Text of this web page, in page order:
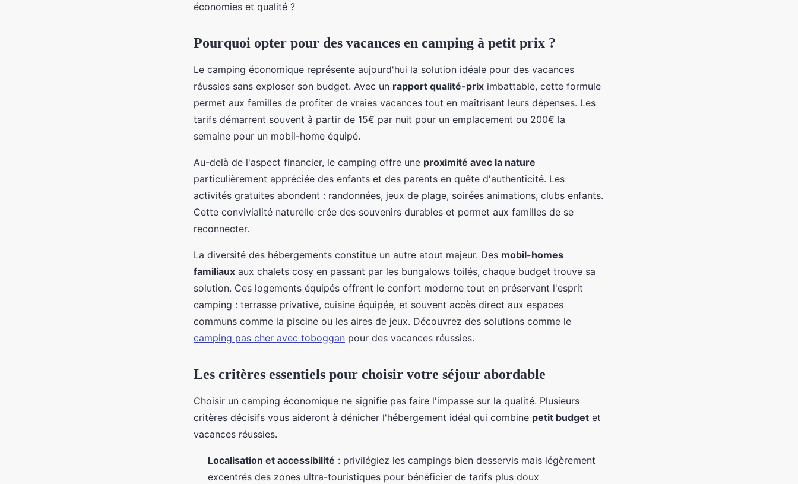
8 min de lectureéconomies et qualité ?
Pourquoi opter pour des vacances en camping à petit prix ?
Le camping économique représente aujourd'hui la solution idéale pour des vacances
réussies sans exploser son budget. Avec un rapport qualité-prix imbattable, cette formule
permet aux familles de profiter de vraies vacances tout en maîtrisant leurs dépenses. Les
tarifs démarrent souvent à partir de 15€ par nuit pour un emplacement ou 200€ la
semaine pour un mobil-home équipé.
Au-delà de l'aspect financier, le camping offre une proximité avec la nature
particulièrement appréciée des enfants et des parents en quête d'authenticité. Les
activités gratuites abondent : randonnées, jeux de plage, soirées animations, clubs enfants.
Cette convivialité naturelle crée des souvenirs durables et permet aux familles de se
reconnecter.
La diversité des hébergements constitue un autre atout majeur. Des mobil-homes
familiaux aux chalets cosy en passant par les bungalows toilés, chaque budget trouve sa
solution. Ces logements équipés offrent le confort moderne tout en préservant l'esprit
camping : terrasse privative, cuisine équipée, et souvent accès direct aux espaces
communs comme la piscine ou les aires de jeux. Découvrez des solutions comme le
camping pas cher avec toboggan pour des vacances réussies.
Les critères essentiels pour choisir votre séjour abordable
Choisir un camping économique ne signifie pas faire l'impasse sur la qualité. Plusieurs
critères décisifs vous aideront à dénicher l'hébergement idéal qui combine petit budget et
vacances réussies.
Localisation et accessibilité : privilégiez les campings bien desservis mais légèrement
excentrés des zones ultra-touristiques pour bénéficier de tarifs plus doux